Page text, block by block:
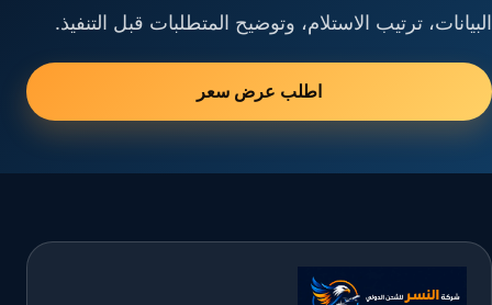
البيانات، ترتيب الاستلام، وتوضيح المتطلبات قبل التنفيذ.
اطلب عرض سعر